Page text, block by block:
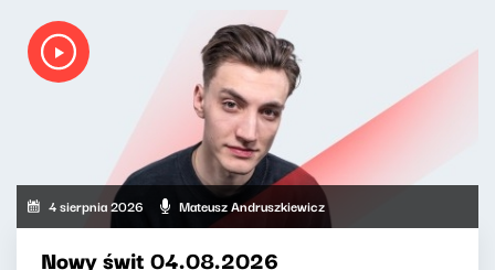
4 sierpnia 2026 Mateusz Andruszkiewicz
Nowy świt 04.08.2026